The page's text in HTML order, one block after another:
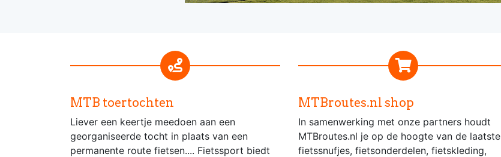
MTB toertochten
Liever een keertje meedoen aan een
georganiseerde tocht in plaats van een
permanente route fietsen.... Fietssport biedt
MTBroutes.nl shop
In samenwerking met onze partners houdt
MTBroutes.nl je op de hoogte van de laatste
fietssnufjes, fietsonderdelen, fietskleding,